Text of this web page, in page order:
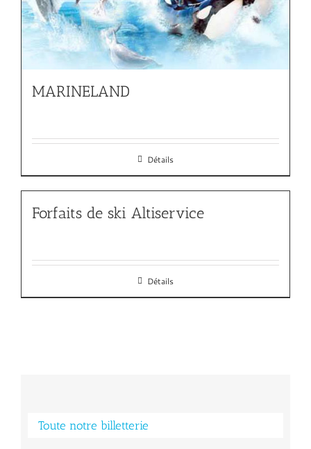
MARINELAND
Détails
Forfaits de ski Altiservice
Détails
Toute notre billetterie